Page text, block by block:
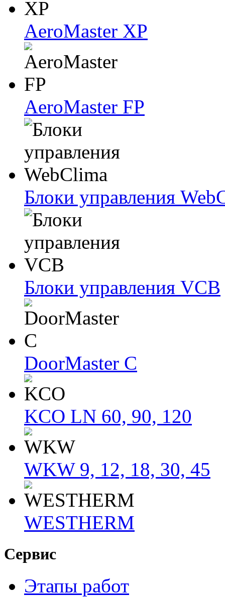
AeroMaster XP
AeroMaster FP
Блоки упрaвлeния
Блоки упрaвлeния VCB
DoorMaster C
KCO LN 60, 90, 120
WKW 9, 12, 18, 30, 45
WESTHERM
Сервис
Этапы работ